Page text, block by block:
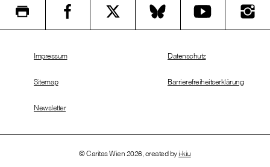
© Caritas Wien 2026, created by i-kiu
Impressum
Sitemap
Newsletter
Datenschutz
Barrierefreiheitserklärung